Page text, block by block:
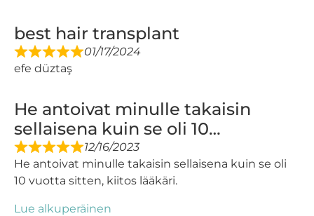
best hair transplant
01/17/2024
efe düztaş
He antoivat minulle takaisin
sellaisena kuin se oli 10…
12/16/2023
He antoivat minulle takaisin sellaisena kuin se oli
10 vuotta sitten, kiitos lääkäri.
Lue alkuperäinen